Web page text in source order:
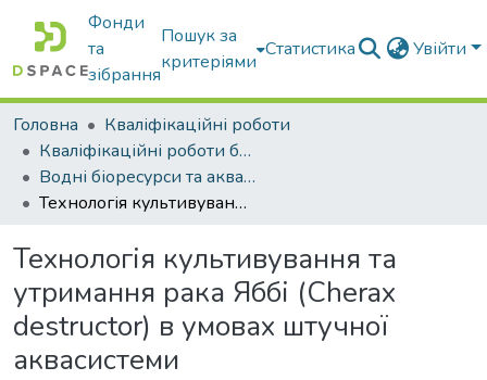
Фонди
та
зібрання
Пошук за
критеріями
Статистика Увійти
Головна
Кваліфікаційні роботи
Кваліфікаційні роботи бакалаврів
Водні біоресурси та аквакультура
Технологія культивування та утримання рака Яббі (Cherax destructor) в умовах штучної аквасистеми
Технологія культивування та
утримання рака Яббі (Cherax
destructor) в умовах штучної
аквасистеми